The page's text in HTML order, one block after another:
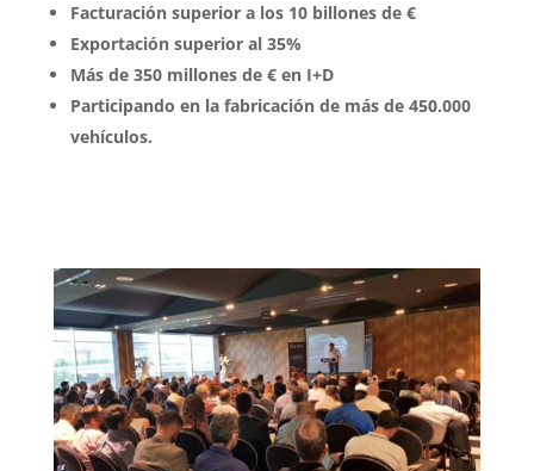
Facturación superior a los 10 billones de €
Exportación superior al 35%
Más de 350 millones de € en I+D
Participando en la fabricación de más de 450.000
vehículos.